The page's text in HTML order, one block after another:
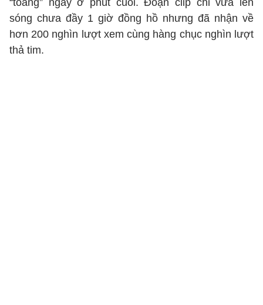
“toang” ngay ở phút cuối. Đoạn clip chỉ vừa lên
sóng chưa đầy 1 giờ đồng hồ nhưng đã nhận về
hơn 200 nghìn lượt xem cùng hàng chục nghìn lượt
thả tim.